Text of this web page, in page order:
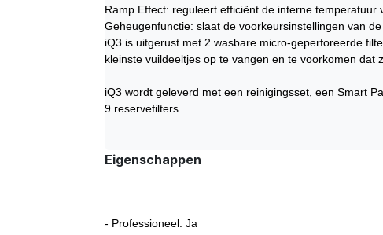
Ramp Effect: reguleert efficiënt de interne temperatuur
Geheugenfunctie: slaat de voorkeursinstellingen van de
iQ3 is uitgerust met 2 wasbare micro-geperforeerde
kleinste vuildeeltjes op te vangen en te voorkomen dat
iQ3 wordt geleverd met een reinigingsset, een Smart
9 reservefilters.
Eigenschappen
- Professioneel: Ja